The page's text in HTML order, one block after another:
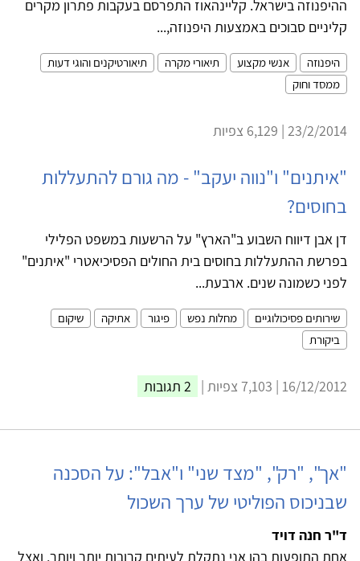
ההיפנוזה בישראל. קליינהאוז התפרסם בעקבות פתרון מקרים
קליניים סבוכים באמצעות היפנוזה,...
היפנוזה אנשי מקצוע תיאורי מקרה
תיאורטיקנים והוגי דעות
ממסד וחוק
23/2/2014 | 6,129 צפיות
"איתנים" ו"נווה יעקב" - מה גורם להתעללות
בחוסים?
דן אבן דיווח השבוע ב"הארץ" על הרשעות במשפט הפלילי
בפרשת ההתעללות בחוסים בית החולים הפסיכיאטרי "איתנים"
לפני כשמונה שנים. ארבעת...
שירותים פסיכולוגיים מחלות נפש פיגור אתיקה
שיקום
ביקורת
16/12/2012 | 7,103 צפיות | 2 תגובות
"אך", "רק", "מצד שני" ו"אבל": על הסכנה
שבניכוס הפוליטי של ערך השכול
ד"ר חנה דויד
אחת התופעות בהן אני נתקלת לעיתים קרובות יותר ויותר, ואצל